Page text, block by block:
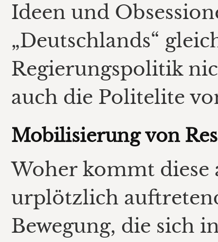
Ideen und
„Deutschlands“
Regierungspolitik
auch die Politelite
Mobilisierung von
Woher kommt diese
urplötzlich
Bewegung, die sich